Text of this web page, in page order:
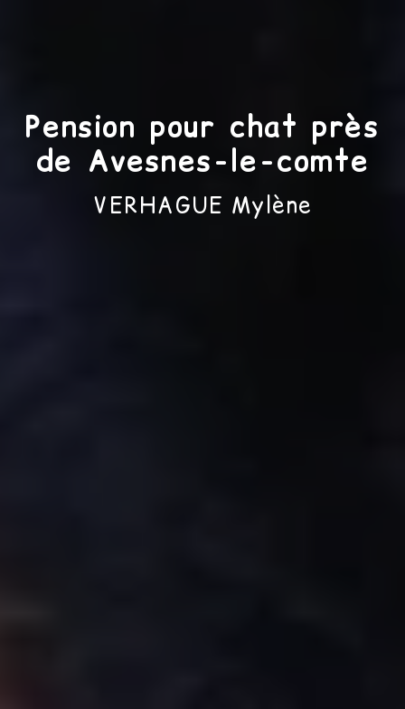
Pension pour chat près
de Avesnes-le-comte
VERHAGUE Mylène